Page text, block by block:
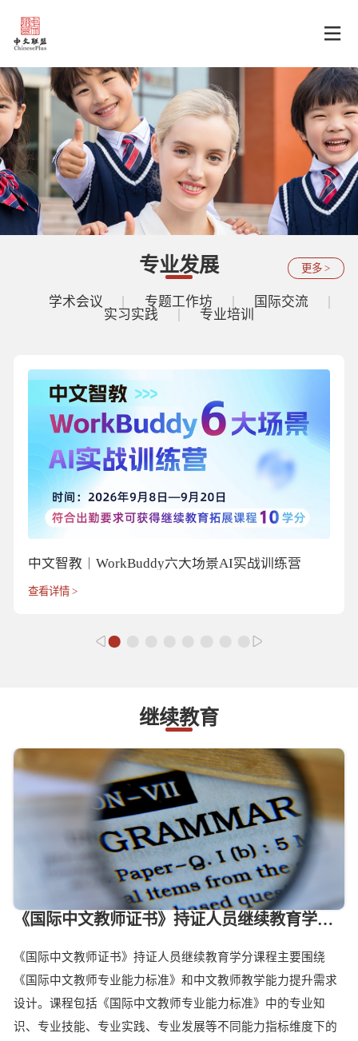
专业发展 更多 >
学术会议 专题工作坊
国际交流
实习实践
专业培训
中文智教｜WorkBuddy六大场景AI实战训练营
查看详情 >
继续教育
《国际中文教师证书》持证人员继续教育学分课程
《国际中文教师证书》持证人员继续教育学分课程主要围绕
《国际中文教师专业能力标准》和中文教师教学能力提升需求
设计。课程包括《国际中文教师专业能力标准》中的专业知
识、专业技能、专业实践、专业发展等不同能力指标维度下的